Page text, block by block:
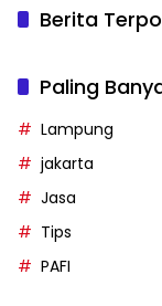
Berita
Paling
Lampung
jakarta
Jasa
Tips
PAFI